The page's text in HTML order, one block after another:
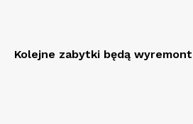
Kolejne zabytki będą